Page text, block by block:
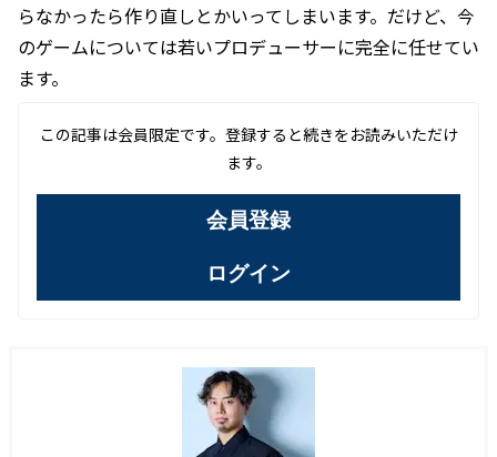
らなかったら作り直しとかいってしまいます。だけど、今
のゲームについては若いプロデューサーに完全に任せてい
ます。
この記事は会員限定です。登録すると続きをお読みいただけ
ます。
会員登録
ログイン